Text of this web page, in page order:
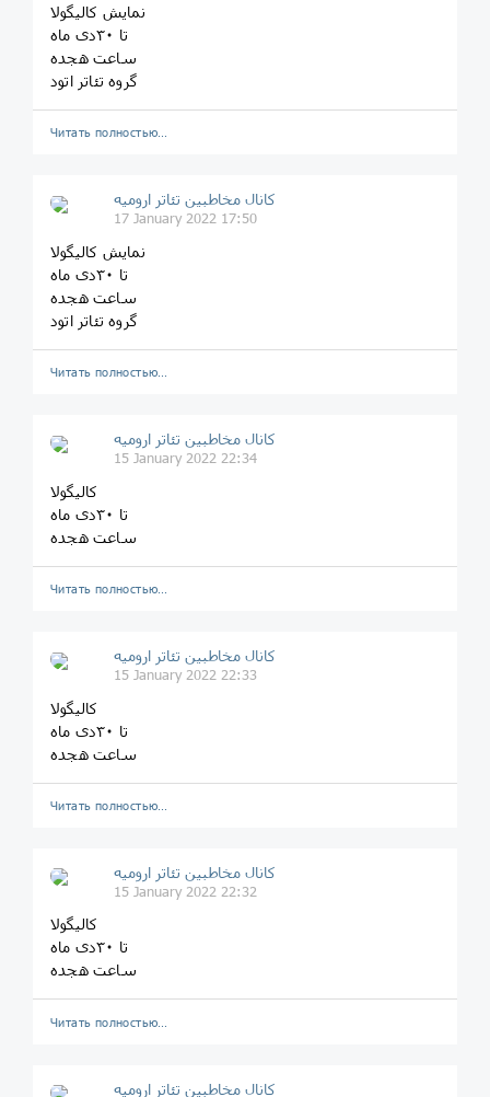
نمایش کالیگولا
تا ۳۰دی ماه
ساعت هجده
گروه تئاتر اتود
Читать полностью…
کانال مخاطبین تئاتر ارومیه
17 January 2022 17:50
نمایش کالیگولا
تا ۳۰دی ماه
ساعت هجده
گروه تئاتر اتود
Читать полностью…
کانال مخاطبین تئاتر ارومیه
15 January 2022 22:34
کالیگولا
تا ۳۰دی ماه
ساعت هجده
Читать полностью…
کانال مخاطبین تئاتر ارومیه
15 January 2022 22:33
کالیگولا
تا ۳۰دی ماه
ساعت هجده
Читать полностью…
کانال مخاطبین تئاتر ارومیه
15 January 2022 22:32
کالیگولا
تا ۳۰دی ماه
ساعت هجده
Читать полностью…
کانال مخاطبین تئاتر ارومیه